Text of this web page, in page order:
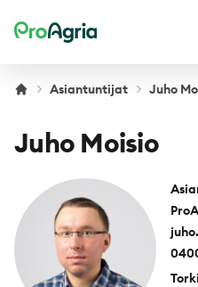
ProAgria
Asiantuntijat Juho
Juho Moisio